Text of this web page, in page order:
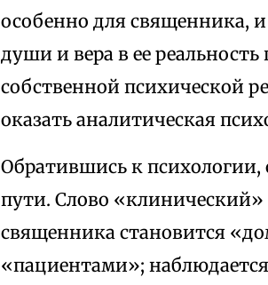
особенно для священника,
души и вера в ее
собственной психической
оказать аналитическая
Обратившись к
пути. Слово
священника становится
«пациентами»;